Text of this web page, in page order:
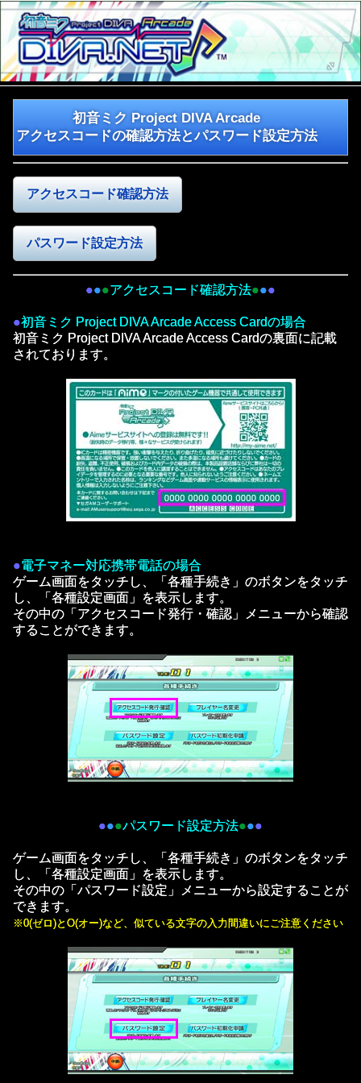
初音ミク Project DIVA Arcade
アクセスコードの確認方法とパスワード設定方法
アクセスコード確認方法
パスワード設定方法
●●●アクセスコード確認方法●●●
●初音ミク Project DIVA Arcade Access Cardの場合
初音ミク Project DIVA Arcade Access Cardの裏面に記載
されております。
●電子マネー対応携帯電話の場合
ゲーム画面をタッチし、「各種手続き」のボタンをタッチ
し、「各種設定画面」を表示します。
その中の「アクセスコード発行・確認」メニューから確認
することができます。
●●●パスワード設定方法●●●
ゲーム画面をタッチし、「各種手続き」のボタンをタッチ
し、「各種設定画面」を表示します。
その中の「パスワード設定」メニューから設定することが
できます。
※0(ゼロ)とO(オー)など、似ている文字の入力間違いにご注意ください